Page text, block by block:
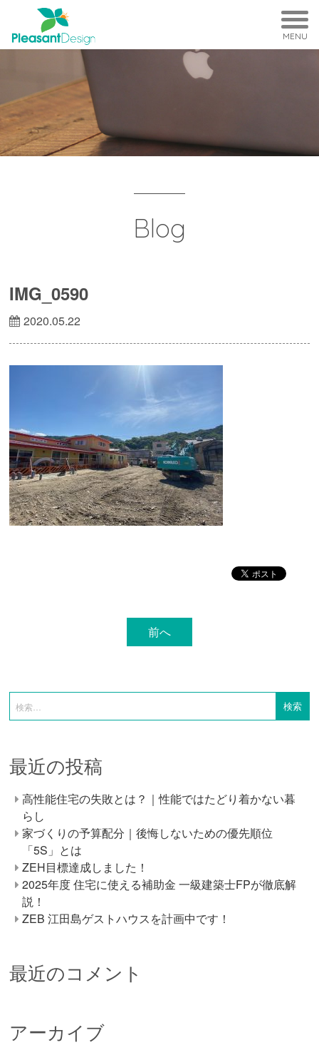
MENU
Blog
IMG_0590
2020.05.22
前へ
最近の投稿
高性能住宅の失敗とは？｜性能ではたどり着かない暮
らし
家づくりの予算配分｜後悔しないための優先順位
「5S」とは
ZEH目標達成しました！
2025年度 住宅に使える補助金 一級建築士FPが徹底解
説！
ZEB 江田島ゲストハウスを計画中です！
最近のコメント
アーカイブ